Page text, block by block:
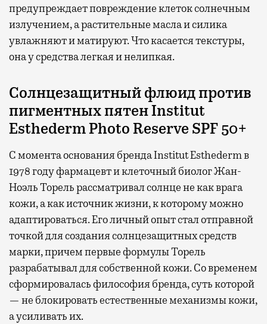
предупреждает повреждение клеток солнечным
излучением, а растительные масла и силика
увлажняют и матируют. Что касается текстуры,
она у средства легкая и нелипкая.
Солнцезащитный флюид против
пигментных пятен Institut
Esthederm Photo Reserve SPF 50+
С момента основания бренда Institut Esthederm в
1978 году фармацевт и клеточный биолог Жан-
Ноэль Торель рассматривал солнце не как врага
кожи, а как источник жизни, к которому можно
адаптироваться. Его личный опыт стал отправной
точкой для создания солнцезащитных средств
марки, причем первые формулы Торель
разрабатывал для собственной кожи. Со временем
сформировалась философия бренда, суть которой
— не блокировать естественные механизмы кожи,
а усиливать их.